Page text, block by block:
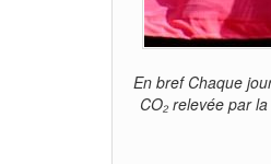
En bref Chaque
CO₂ relevée par